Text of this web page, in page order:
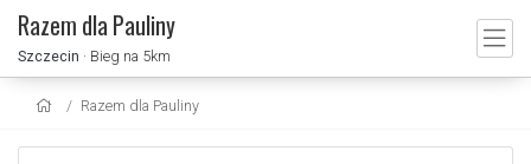
Razem dla Pauliny
Szczecin · Bieg na 5km
Razem dla Pauliny